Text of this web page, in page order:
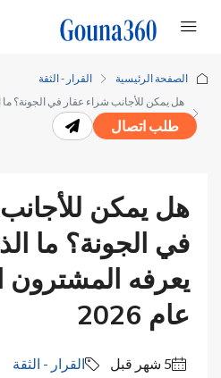
الصفحة الرئيسية
القرار - الثقة
هل يمكن للأجانب شراء عقار في الجونة؟
الدوليون في عام 2026
طلب اتصال
هل يمكن
في الجونة؟ ما
يعرفه المشترون
عام 2026
القرار - الثقة